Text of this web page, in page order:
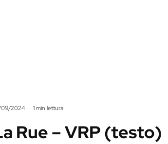
2024 · 1 min lettura
Rue – VRP (testo)